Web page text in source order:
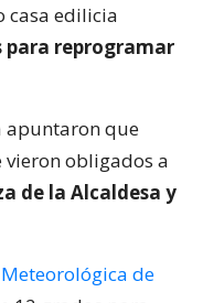
casa edilicia
para reprogramar
apuntaron que
vieron obligados a
de la Alcaldesa y
de